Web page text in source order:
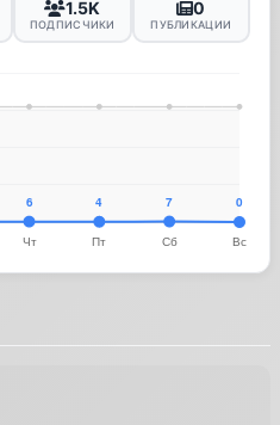
1.5K
ПОДПИСЧИКИ
0
ПУБЛИКАЦИИ